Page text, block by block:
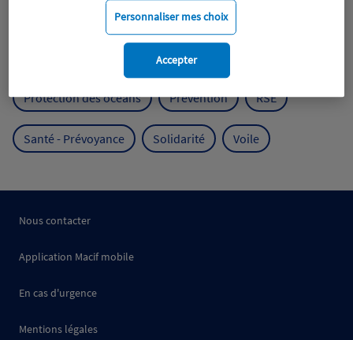
Mutualisme
Protection de l'environnement
Protection des océans Prévention RSE
Santé - Prévoyance Solidarité Voile
Nous contacter
Application Macif mobile
En cas d'urgence
Mentions légales
Personnaliser mes choix
Accepter